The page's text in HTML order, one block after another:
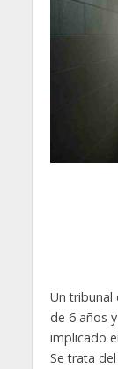
Un tribunal
de 6 años
implicado
Se trata